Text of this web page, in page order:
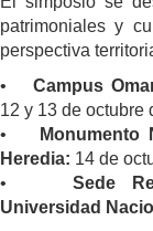
patrimoniales y
perspectiva
•
Campus
12 y 13 de octubre
•
Monumento
Heredia: 14 de
• Sede
Universidad